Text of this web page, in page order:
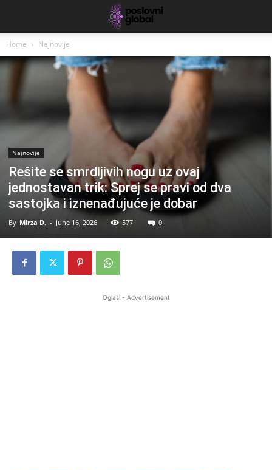
Home Najnovije
Najnovije
Rešite se smrdljivih nogu uz ovaj
jednostavan trik: Sprej se pravi od dva
sastojka i iznenađujuće je dobar
By Mirza D. - June 16, 2026 577 0
Oglasi - Advertisement